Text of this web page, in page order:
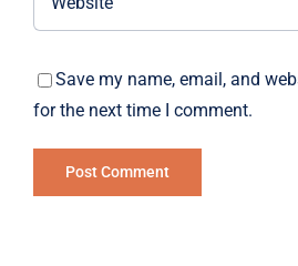
Save my name, email, and
for the next time I comment.